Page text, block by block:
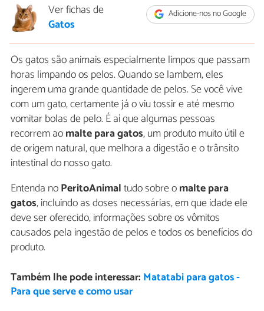
Adicione-nos no Google
Ver fichas de
Gatos
Os gatos são animais especialmente limpos que passam
horas limpando os pelos. Quando se lambem, eles
ingerem uma grande quantidade de pelos. Se você vive
com um gato, certamente já o viu tossir e até mesmo
vomitar bolas de pelo. É aí que algumas pessoas
recorrem aomalte para gatos, um produto muito útil e
de origem natural, que melhora a digestão e o trânsito
intestinal do nosso gato.
Entenda noPeritoAnimaltudo sobre omalte para
gatos, incluindo as doses necessárias, em que idade ele
deve ser oferecido, informações sobre os vômitos
causados pela ingestão de pelos e todos os benefícios do
produto.
Também lhe pode interessar: Matatabi para gatos -
Para que serve e como usar